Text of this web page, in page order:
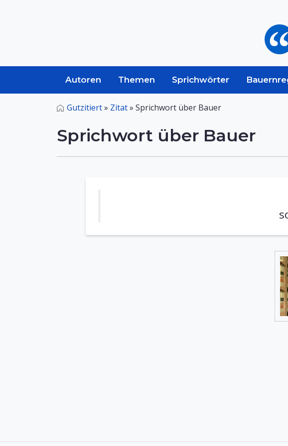
Autoren Themen Sprichwörter
Gutzitiert» Zitat» Sprichwort über Bauer
Sprichwort über Bauer